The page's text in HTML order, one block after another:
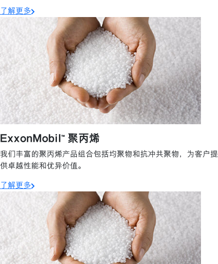
了解更多
ExxonMobil™ 聚丙烯
我们丰富的聚丙烯产品组合包括均聚物和抗冲共聚物，为客户提
供卓越性能和优异价值。
了解更多